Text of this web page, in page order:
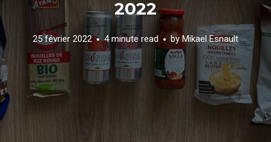
2022
25 février 2022 4 minute read by Mikael Esnault